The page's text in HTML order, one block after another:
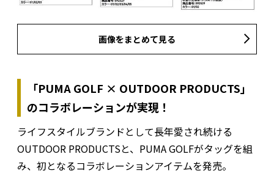
画像をまとめて見る
「PUMA GOLF × OUTDOOR PRODUCTS」
のコラボレーションが実現！
ライフスタイルブランドとして長年愛され続ける
OUTDOOR PRODUCTSと、PUMA GOLFがタッグを組
み、初となるコラボレーションアイテムを発売。